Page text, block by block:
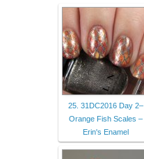
25. 31DC2016 Day 2–
Orange Fish Scales –
Erin's Enamel